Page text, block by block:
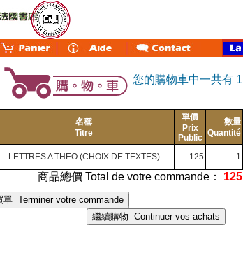
您的購物車中一共有 1
名稱
Titre
單價
Prix
Public
數量
Quantité
LETTRES A THEO (CHOIX DE TEXTES) 125 1
商品總價 Total de votre commande： 125